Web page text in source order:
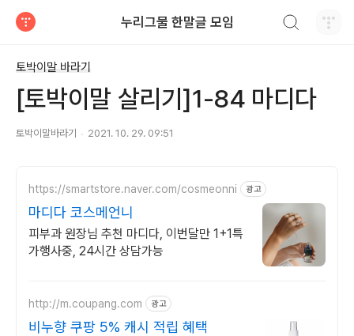
누리그물 한말글 모임
토박이말 바라기
[토박이말 살리기]1-84 마디다
토박이말바라기 2021. 10. 29. 09:51
https://smartstore.naver.com/cosmeonni 광고
마디다 코스메언니
피부과 원장님 추천 마디다, 이번달만 1+1특
가행사중, 24시간 상담가능
http://m.coupang.com 광고
비누향 쿠팡 5% 캐시 적립 혜택